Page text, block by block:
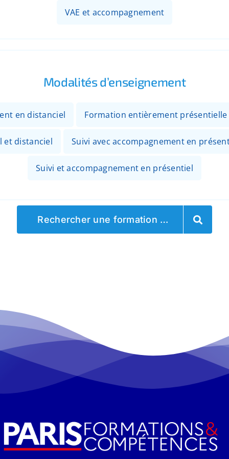
VAE et accompagnement
Modalités d’enseignement
en distanciel Formation entièrement présentielle
et distanciel Suivi avec accompagnement en
Suivi et accompagnement en présentiel
Rechercher une formation …